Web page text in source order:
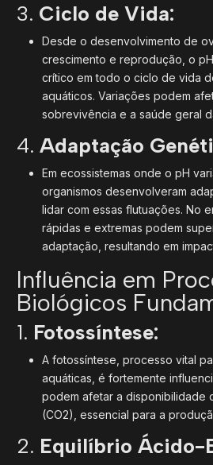
3. Ciclo de Vida:
Desde o desenvolvimento de
crescimento e reprodução, o
crítico em todo o ciclo de vida
aquáticos. Variações podem
sobrevivência e a saúde geral
4. Adaptação
Em ecossistemas onde o pH
organismos desenvolveram
lidar com essas flutuações. No
rápidas e extremas podem
adaptação, resultando em
Influência em
Biológicos
1. Fotossíntese:
A fotossíntese, processo vital
aquáticas, é fortemente
podem afetar a disponibilidade
(CO2), essencial para a
2. Equilíbrio Ácido-